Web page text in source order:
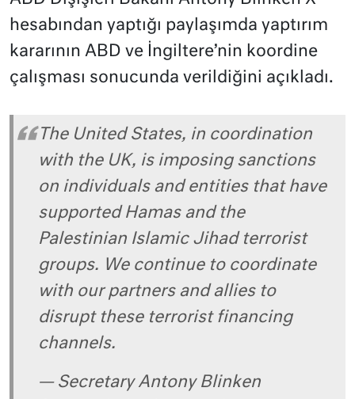
hesabından yaptığı paylaşımda yaptırım
kararının ABD ve İngiltere’nin koordine
çalışması sonucunda verildiğini açıkladı.
The United States, in coordination
with the UK, is imposing sanctions
on individuals and entities that have
supported Hamas and the
Palestinian Islamic Jihad terrorist
groups. We continue to coordinate
with our partners and allies to
disrupt these terrorist financing
channels.
— Secretary Antony Blinken